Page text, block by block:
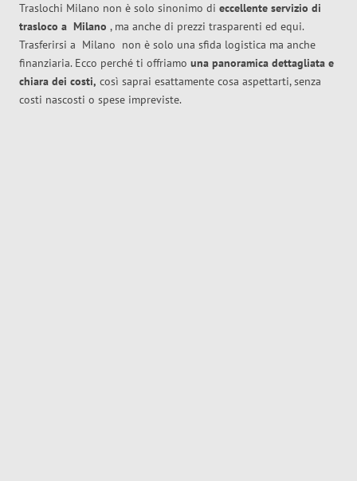
Traslochi Milano non è solo sinonimo di eccellente servizio di
trasloco a Milano , ma anche di prezzi trasparenti ed equi.
Trasferirsi a Milano non è solo una sfida logistica ma anche
finanziaria. Ecco perché ti offriamo una panoramica dettagliata e
chiara dei costi, così saprai esattamente cosa aspettarti, senza
costi nascosti o spese impreviste.